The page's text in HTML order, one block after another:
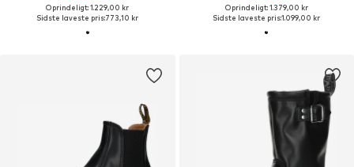
Oprindeligt: 1.229,00 kr
Sidste laveste pris:773,10 kr
Oprindeligt: 1.379,00 kr
Sidste laveste pris:1.099,00 kr